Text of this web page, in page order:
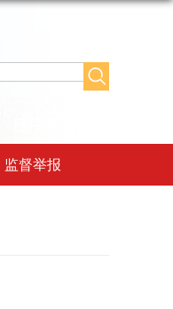
监督举报